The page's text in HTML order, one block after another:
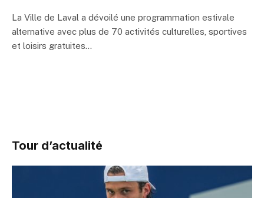
La Ville de Laval a dévoilé une programmation estivale
alternative avec plus de 70 activités culturelles, sportives
et loisirs gratuites…
Tour d’actualité